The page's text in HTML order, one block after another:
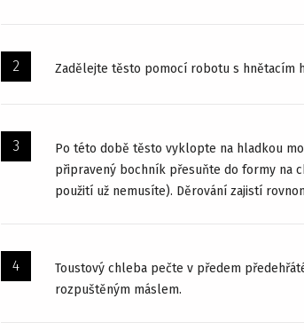
Zadělejte těsto pomocí robotu s hnětacím
Po této době těsto vyklopte na hladkou
připravený bochník přesuňte do formy na
použití už nemusíte). Děrování zajistí
Toustový chleba pečte v předem
rozpuštěným máslem.